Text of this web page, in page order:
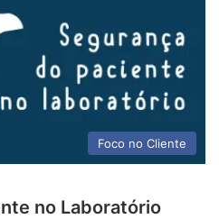
Foco no Cliente
no Laboratório